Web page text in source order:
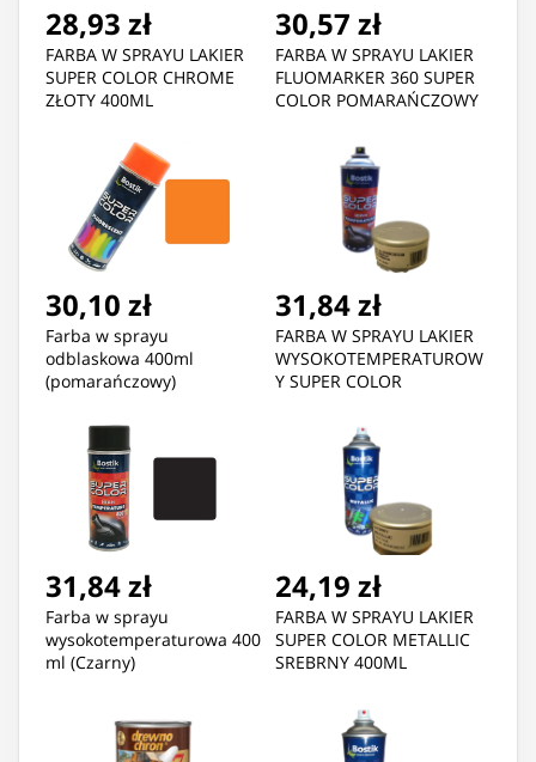
28,93 zł
FARBA W SPRAYU LAKIER
SUPER COLOR CHROME
ZŁOTY 400ML
30,57 zł
FARBA W SPRAYU LAKIER
FLUOMARKER 360 SUPER
COLOR POMARAŃCZOWY
30,10 zł
Farba w sprayu
odblaskowa 400ml
(pomarańczowy)
31,84 zł
FARBA W SPRAYU LAKIER
WYSOKOTEMPERATUROW
Y SUPER COLOR
31,84 zł
Farba w sprayu
wysokotemperaturowa 400
ml (Czarny)
24,19 zł
FARBA W SPRAYU LAKIER
SUPER COLOR METALLIC
SREBRNY 400ML